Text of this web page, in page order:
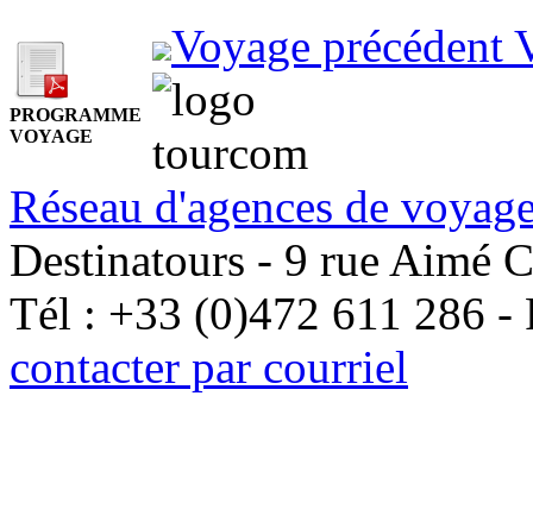
PROGRAMME
VOYAGE
Voyage précédent
Réseau d'agences de
Destinatours - 9 rue Aimé
Tél : +33 (0)472 611 286
contacter par courriel